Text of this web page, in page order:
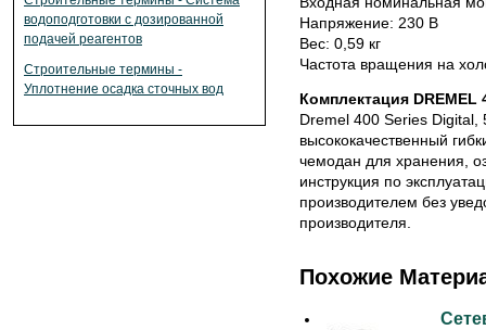
водоподготовки с дозированной
подачей реагентов
Строительные термины -
Уплотнение осадка сточных вод
Напряжение: 230 В
Вес: 0,59 кг
Частота вращения на
Комплектация DREMEL
Dremel 400 Series Digital,
высококачественный
чемодан для хранения,
инструкция по
производителем без
производителя.
Похожие